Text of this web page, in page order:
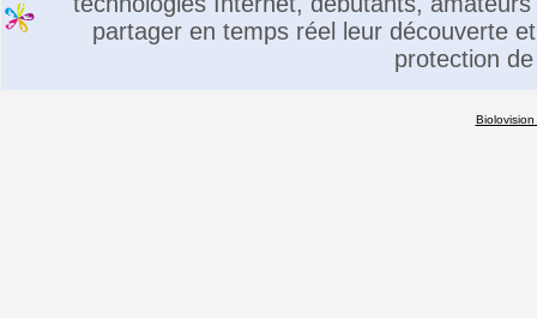
partager en temps réel leur découverte
protection
Biolovision